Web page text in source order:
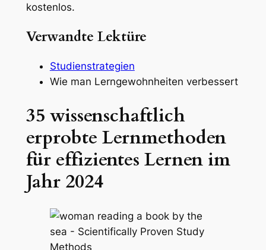
kostenlos.
Verwandte Lektüre
Studienstrategien
Wie man Lerngewohnheiten verbessert
35 wissenschaftlich
erprobte Lernmethoden
für effizientes Lernen im
Jahr 2024